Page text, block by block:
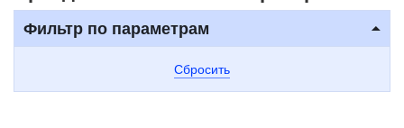
Фильтр по параметрам
Сбросить